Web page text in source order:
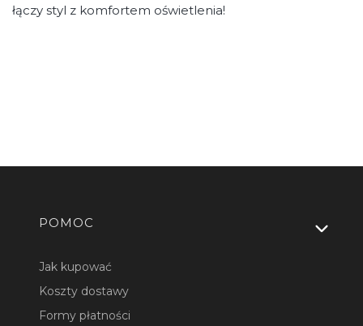
łączy styl z komfortem oświetlenia!
Linki w stopce
POMOC
Jak kupować
Koszty dostawy
Formy płatności